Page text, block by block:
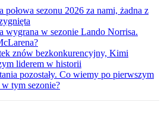
połowa sezonu 2026 za nami, żadna z
wygrana w sezonie Lando Norrisa.
znów bezkonkurencyjny, Kimi
liderem w historii
pozostały. Co wiemy po pierwszym
tym sezonie?